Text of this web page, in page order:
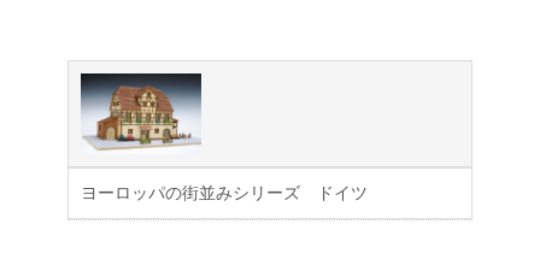
ヨーロッパの街並みシリーズ ドイツ